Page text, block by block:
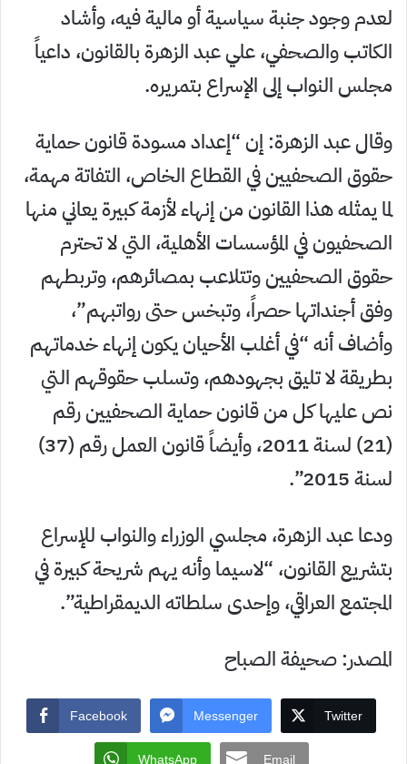
لعدم وجود جنبة سياسية أو مالية فيه، وأشاد
الكاتب والصحفي، علي عبد الزهرة بالقانون، داعياً
مجلس النواب إلى الإسراع بتمريره.
وقال عبد الزهرة: إن “إعداد مسودة قانون حماية
حقوق الصحفيين في القطاع الخاص، التفاتة مهمة،
لما يمثله هذا القانون من إنهاء لأزمة كبيرة يعاني منها
الصحفيون في المؤسسات الأهلية، التي لا تحترم
حقوق الصحفيين وتتلاعب بمصائرهم، وتربطهم
وفق أجنداتها حصراً، وتبخس حتى رواتبهم”،
وأضاف أنه “في أغلب الأحيان يكون إنهاء خدماتهم
بطريقة لا تليق بجهودهم، وتسلب حقوقهم التي
نص عليها كل من قانون حماية الصحفيين رقم
(21) لسنة 2011، وأيضاً قانون العمل رقم (37)
لسنة 2015”.
ودعا عبد الزهرة، مجلسي الوزراء والنواب للإسراع
بتشريع القانون، “لاسيما وأنه يهم شريحة كبيرة في
المجتمع العراقي، وإحدى سلطاته الديمقراطية”.
المصدر: صحيفة الصباح
Facebook Messenger Twitter
WhatsApp Email